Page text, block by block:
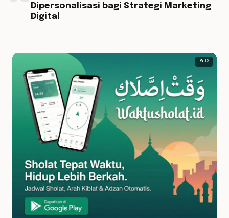
Dipersonalisasi bagi Strategi Marketing
Digital
AD